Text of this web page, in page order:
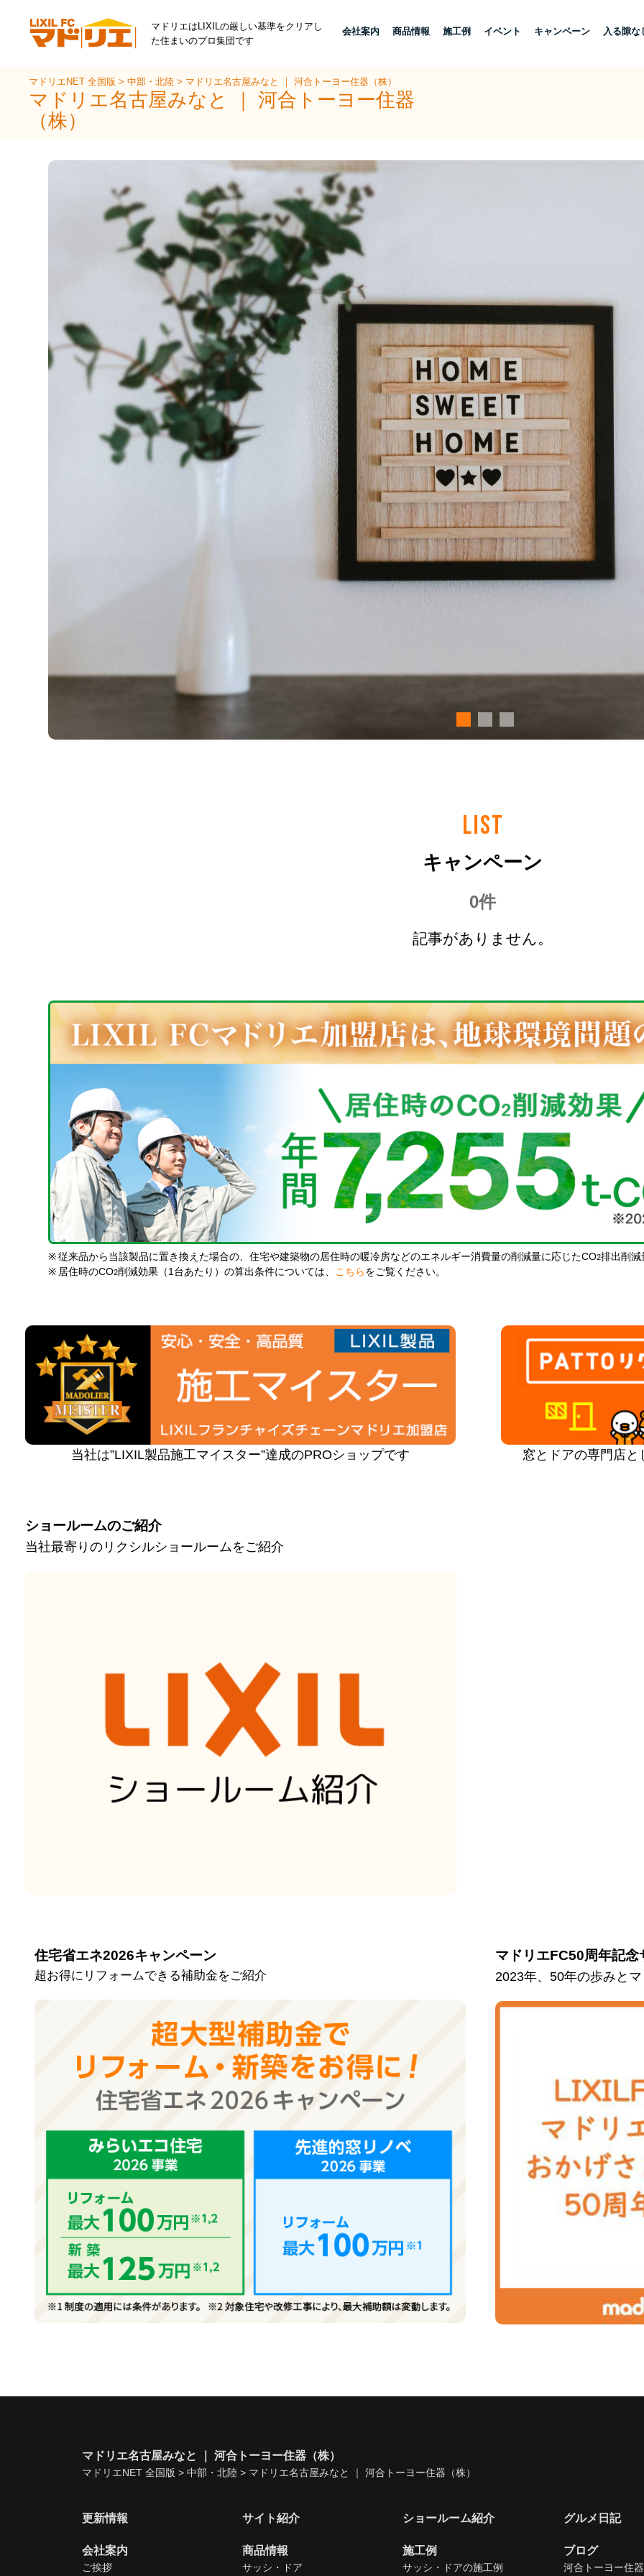
マドリエはLIXILの厳しい基準をクリアし
た住まいのプロ集団です
会社案内 商品情報 施工例 イベント キャンペーン 入る隙な
マドリエNET 全国版>中部・北陸> マドリエ名古屋みなと ｜ 河合トーヨー住器（株）
マドリエ名古屋みなと ｜ 河合トーヨー住器
（株）
LIST
キャンペーン
0件
記事がありません。
※ 従来品から当該製品に置き換えた場合の、住宅や建築物の居住時の暖冷房などのエネルギー消費量の削減量に応じたCO2排出削減
※ 居住時のCO2削減効果（1台あたり）の算出条件については、 こちら をご覧ください。
当社は”LIXIL製品施工マイスター”達成のPROショップです 窓とドアの専門店
ショールームのご紹介
当社最寄りのリクシルショールームをご紹介
住宅省エネ2026キャンペーン
超お得にリフォームできる補助金をご紹介
マドリエFC50周年記念
2023年、50年の歩みと
マドリエ名古屋みなと ｜ 河合トーヨー住器（株）
マドリエNET 全国版 >中部・北陸 > マドリエ名古屋みなと ｜ 河合トーヨー住器（株）
更新情報 サイト紹介 ショールーム紹介 グルメ日記
会社案内
ご挨拶
商品情報
サッシ・ドア
施工例
サッシ・ドアの施工例
ブログ
河合トーヨー住